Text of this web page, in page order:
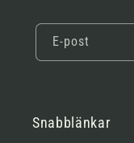
E-post
Snabblänkar